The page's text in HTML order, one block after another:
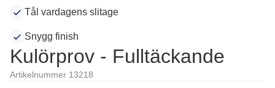
Tål vardagens slitage
Snygg finish
Kulörprov - Fulltäckande
Artikelnummer 13218